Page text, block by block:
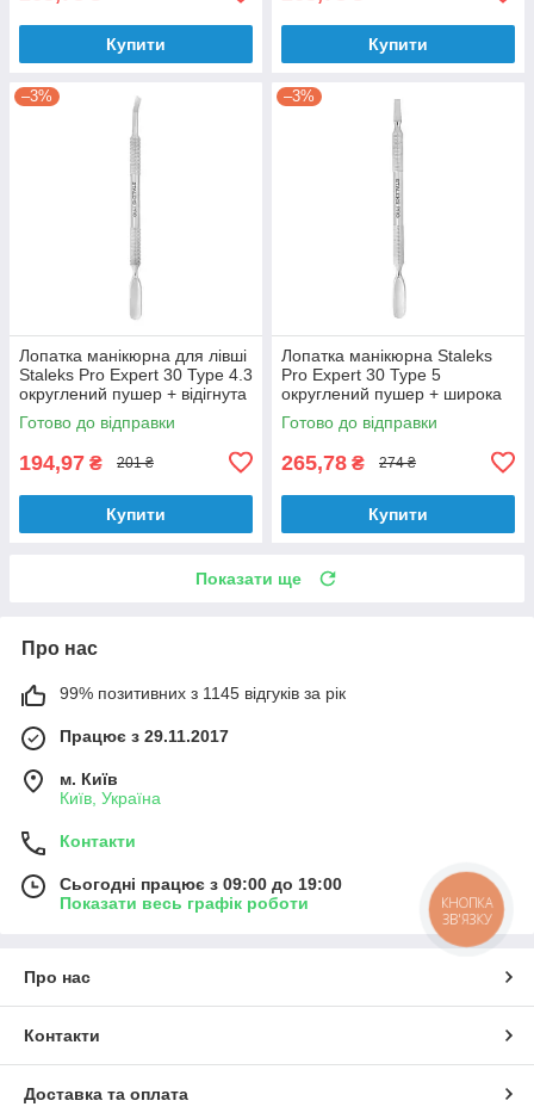
Купити Купити
–3%
Лопатка манікюрна для лівші
Staleks Pro Expert 30 Type 4.3
округлений пушер + відігнута
лопать PE-30/4.3
Готово до відправки
194,97 ₴ 201 ₴
Купити
–3%
Лопатка манікюрна Staleks
Pro Expert 30 Type 5
округлений пушер + широка
лопата PE-30/5
Готово до відправки
265,78 ₴ 274 ₴
Купити
Показати ще
Про нас
99% позитивних з 1145 відгуків за рік
Працює з 29.11.2017
м. Київ
Київ, Україна
Контакти
Сьогодні працює з 09:00 до 19:00
Показати весь графік роботи
Про нас
Контакти
Доставка та оплата
КНОПКА
ЗВ'ЯЗКУ